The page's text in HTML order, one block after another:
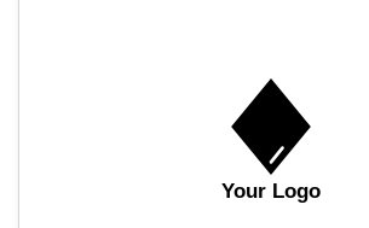
Your Logo